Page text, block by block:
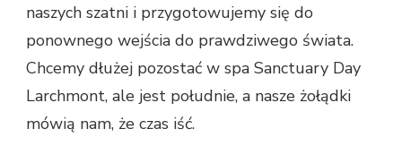
naszych szatni i przygotowujemy się do
ponownego wejścia do prawdziwego świata.
Chcemy dłużej pozostać w spa Sanctuary Day
Larchmont, ale jest południe, a nasze żołądki
mówią nam, że czas iść.